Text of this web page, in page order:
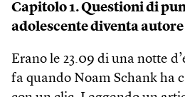
Capitolo 1. Questioni di
adolescente diventa autore
Erano le 23.09 di una notte
fa quando Noam Schank ha